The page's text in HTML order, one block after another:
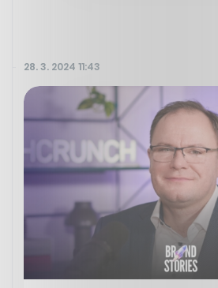
28. 3. 2024 11:43